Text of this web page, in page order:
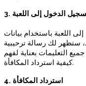
تسجيل الدخول إلى اللعبة
اللعبة باستخدام بيانات
ستظهر لك رسالة ترحيبية
التعليمات بعناية لفهم
كيفية استرداد المكافأة.
4. استرداد المكافأة